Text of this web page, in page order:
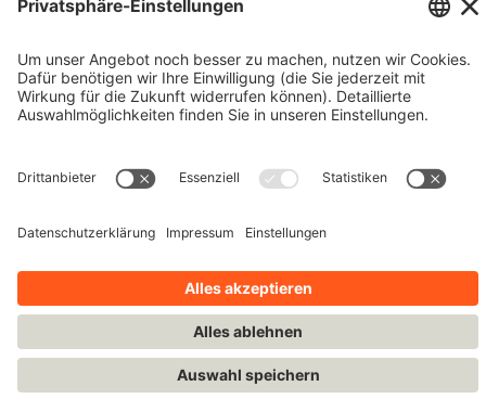
Impressum
Kontakt
Datenschutzhinweise
Nutzungsbedingungen
Bleiben Sie auf dem Laufenden!